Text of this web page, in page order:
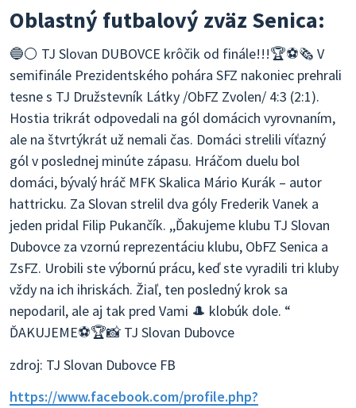
Oblastný futbalový zväz Senica:
🔵⚪️ TJ Slovan DUBOVCE krôčik od finále!!!🏆⚽️🗞 V
semifinále Prezidentského pohára SFZ nakoniec prehrali
tesne s TJ Družstevník Látky /ObFZ Zvolen/ 4:3 (2:1).
Hostia trikrát odpovedali na gól domácich vyrovnaním,
ale na štvrtýkrát už nemali čas. Domáci strelili víťazný
gól v poslednej minúte zápasu. Hráčom duelu bol
domáci, bývalý hráč MFK Skalica Mário Kurák – autor
hattricku. Za Slovan strelil dva góly Frederik Vanek a
jeden pridal Filip Pukančík. ,,Ďakujeme klubu TJ Slovan
Dubovce za vzornú reprezentáciu klubu, ObFZ Senica a
ZsFZ. Urobili ste výbornú prácu, keď ste vyradili tri kluby
vždy na ich ihriskách. Žiaľ, ten posledný krok sa
nepodaril, ale aj tak pred Vami 🎩 klobúk dole. “
ĎAKUJEME⚽️🏆📸 TJ Slovan Dubovce
zdroj: TJ Slovan Dubovce FB
https://www.facebook.com/profile.php?